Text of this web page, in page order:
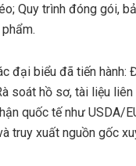
Quy trình đóng gói,
đại biểu đã tiến hành:
soát hồ sơ, tài liệu
quốc tế như USDA/
truy xuất nguồn gốc